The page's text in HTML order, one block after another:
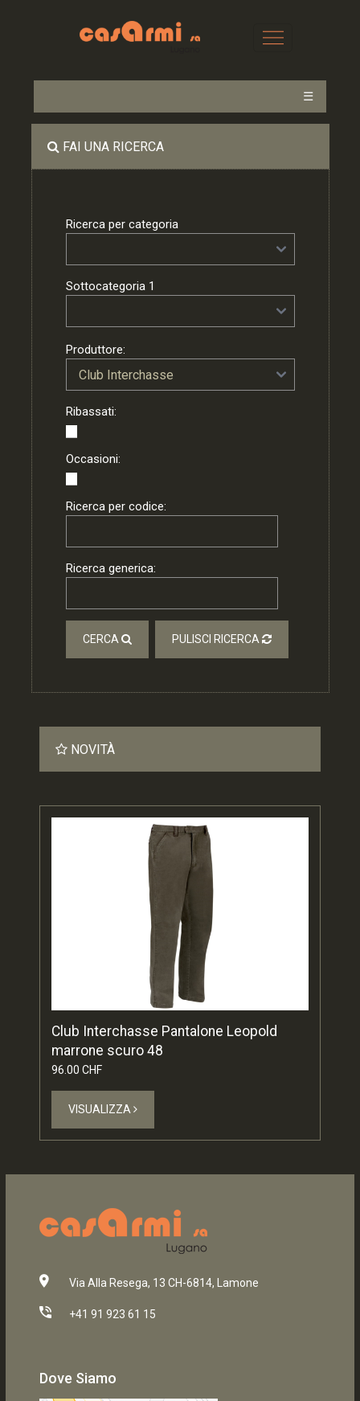
☰
FAI UNA RICERCA
Ricerca per categoria
Sottocategoria 1
Produttore:
Ribassati:
Occasioni:
Ricerca per codice:
Ricerca generica:
CERCA PULISCI RICERCA
NOVITÀ
Club Interchasse Pantalone Leopold
marrone scuro 48
96.00 CHF
VISUALIZZA
Via Alla Resega, 13 CH-6814, Lamone
+41 91 923 61 15
Dove Siamo